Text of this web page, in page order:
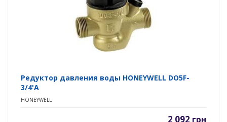
Редуктор давления воды HONEYWELL DO5F-
3/4'A
HONEYWELL
2 092 грн